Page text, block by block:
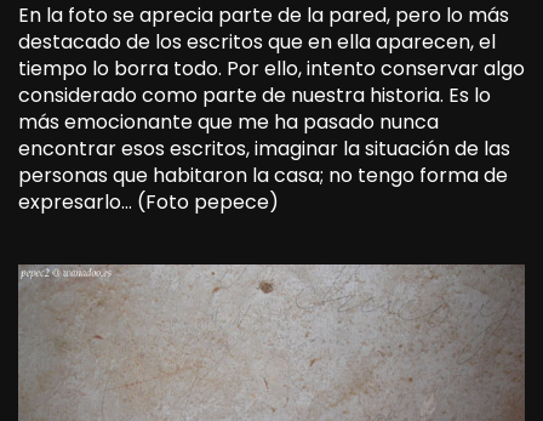
En la foto se aprecia parte de la pared, pero lo más
destacado de los escritos que en ella aparecen, el
tiempo lo borra todo. Por ello, intento conservar algo
considerado como parte de nuestra historia. Es lo
más emocionante que me ha pasado nunca
encontrar esos escritos, imaginar la situación de las
personas que habitaron la casa; no tengo forma de
expresarlo… (Foto pepece)